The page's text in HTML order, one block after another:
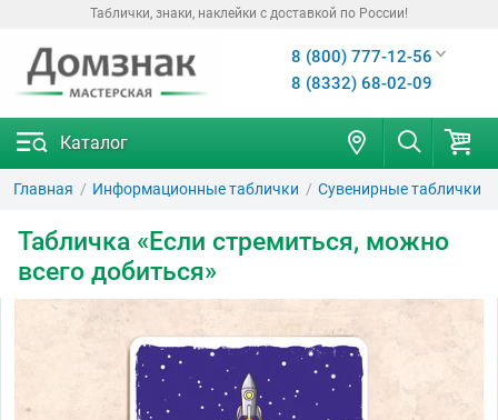
Таблички, знаки, наклейки с доставкой по России!
8 (800) 777-12-56
8 (8332) 68-02-09
Каталог
Главная Информационные таблички Сувенирные таблички
Табличка «Если стремиться, можно
всего добиться»